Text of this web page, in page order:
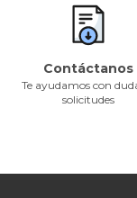
Contáctanos
Te ayudamos con
solicitudes